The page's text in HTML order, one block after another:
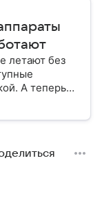
летают без
А теперь
о